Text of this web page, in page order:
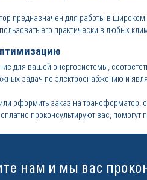
предназначен для работы в широком
его практически в любых
вашей энергосистемы,
задач по электроснабжению и
оформить заказ на
проконсультируют вас,
нам и мы вас